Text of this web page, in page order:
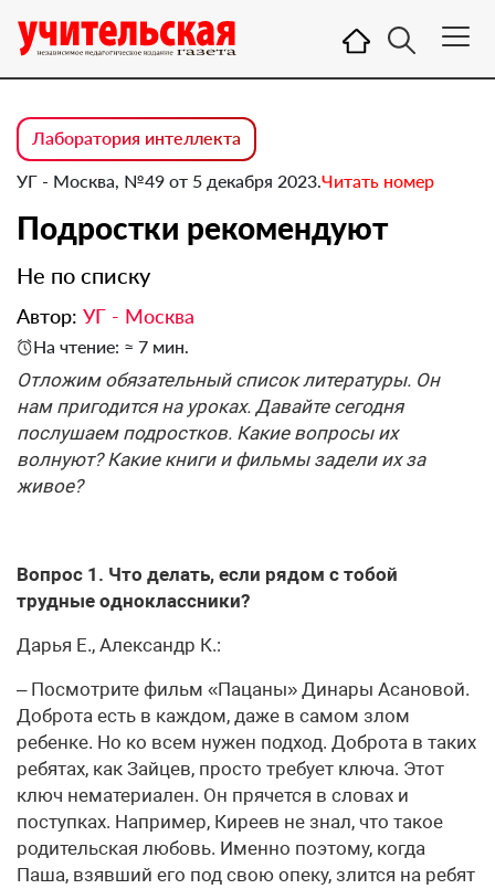
Лаборатория интеллекта
УГ - Москва, №49 от 5 декабря 2023.Читать номер
Подростки рекомендуют
Не по списку
Автор: УГ - Москва
На чтение: ≈ 7 мин.
Отложим обязательный список литературы. Он
нам пригодится на уроках. Давайте сегодня
послушаем подростков. Какие вопросы их
волнуют? Какие книги и фильмы задели их за
живое?
Вопрос 1. Что делать, если рядом с тобой
трудные одноклассники?
Дарья Е., Александр К.:
– Посмотрите фильм «Пацаны» Динары Асановой.
Доброта есть в каждом, даже в самом злом
ребенке. Но ко всем нужен подход. Доброта в таких
ребятах, как Зай­цев, просто требует ключа. Этот
ключ нематериален. Он прячется в словах и
поступках. Например, Киреев не знал, что такое
родительская любовь. Именно поэтому, когда
Паша, взявший его под свою опеку, злится на ребят